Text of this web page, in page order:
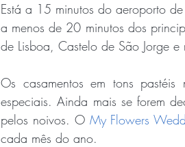
Está a 15 minutos do aeroporto
a menos de 20 minutos dos
de Lisboa, Castelo de São Jorge e
Os casamentos em tons
especiais. Ainda mais se forem
pelos noivos. O My Flowers
cada mês do ano.